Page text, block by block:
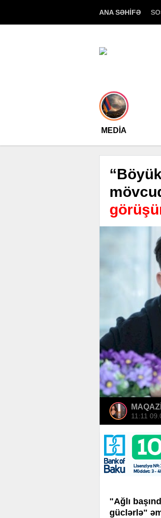
ANA SƏHİFƏ
MEDİA
11:11
"Ağlı
güclərlə"